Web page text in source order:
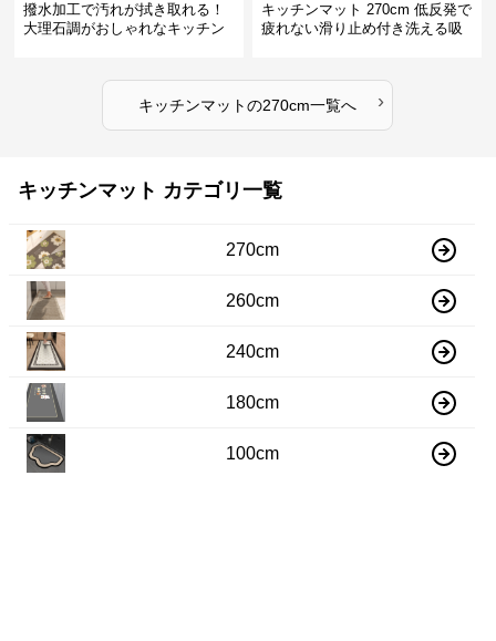
撥水加工で汚れが拭き取れる！
大理石調がおしゃれなキッチン
キッチンマット 270cm 低反発で
疲れない滑り止め付き洗える吸
キッチンマットの270cm一覧へ ›
キッチンマット カテゴリ一覧
270cm
260cm
240cm
180cm
100cm